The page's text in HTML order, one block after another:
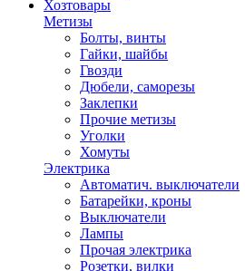
Хозтовары
Метизы
Болты, винты
Гайки, шайбы
Гвозди
Дюбели, саморезы
Заклепки
Прочие метизы
Уголки
Хомуты
Электрика
Автоматич. выключатели
Батарейки, кроны
Выключатели
Лампы
Прочая электрика
Розетки, вилки